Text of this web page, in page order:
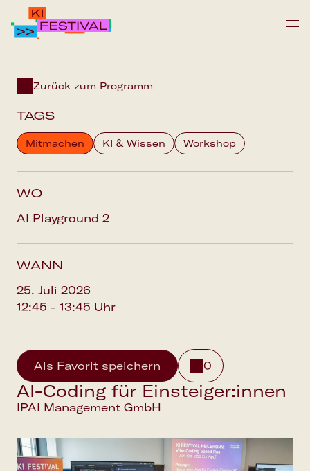
FAQS
Zurück zum Programm
TAGS
Mitmachen KI & Wissen Workshop
WO
AI Playground 2
WANN
25. Juli 2026
12:45 - 13:45 Uhr
Als Favorit speichern 0
AI-Coding für Einsteiger:innen
IPAI Management GmbH